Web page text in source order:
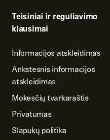
Teisiniai ir reguliavimo
klausimai
Informacijos atskleidimas
Ankstesnis informacijos
atskleidimas
Mokesčių tvarkaraštis
Privatumas
Slapukų politika